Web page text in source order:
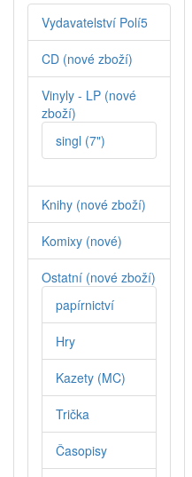
Vydavatelství Polí5
CD (nové zboží)
Vinyly - LP (nové
zboží)
singl (7")
Knihy (nové zboží)
Komixy (nové)
Ostatní (nové zboží)
papírnictví
Hry
Kazety (MC)
Trička
Časopisy